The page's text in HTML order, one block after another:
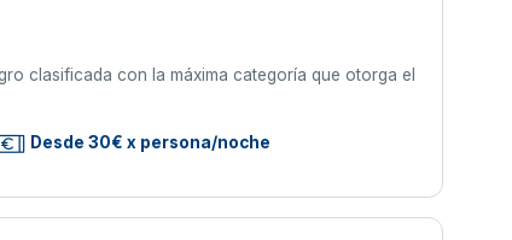
clasificada con la máxima categoría que otorga el
Desde 30€ x persona/noche